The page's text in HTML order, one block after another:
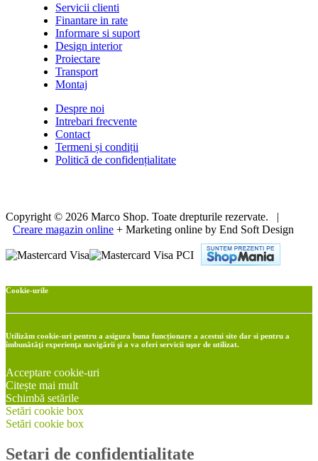
Servicii clienti
Finantare in rate
Informare si suport
Design interior
Proiectare
Transport
Montaj
Despre noi
Intrebari frecvente
Contact
Termeni și condiții
Politică de confidențialitate
Copyright © 2026 Marco Shop. Toate drepturile rezervate. |
Creare magazin online + Marketing online by End Soft Design
Cookie-urile
Utilizăm cookie-uri pentru a asigura buna funcționare a acestui site dar si pentru a
îmbunătăţi experienţa navigării şi a va oferi servicii uşor de utilizat.
Acceptare cookie-uri
Citește mai mult
Schimbă setările
Setări cookie box
Setări cookie box
Setari de confidentialitate